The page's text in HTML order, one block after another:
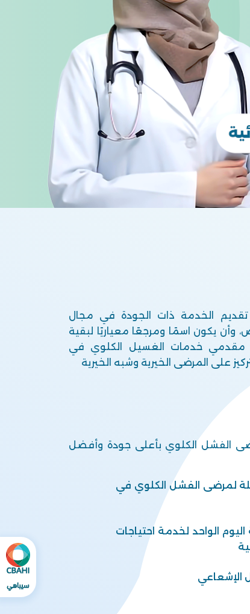
تقديم الخدمة ذات الجودة في مجال
وأن يكون اسمًا ومرجعًا معياريًا لبقية
مقدمي خدمات الغسيل الكلوي في
على المرضى الخيرية وشبه الخيرية
الفشل الكلوي بأعلى جودة وأفضل
لمرضى الفشل الكلوي في
الواحد لخدمة احتياجات
الإشعاعي